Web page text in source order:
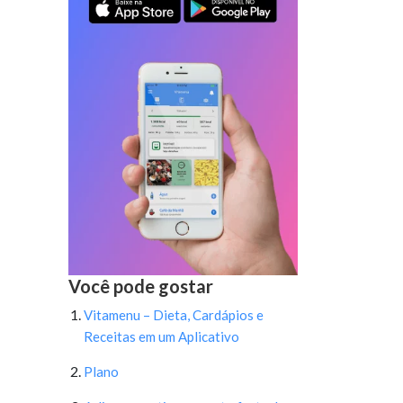
Você pode gostar
Vitamenu – Dieta, Cardápios e
Receitas em um Aplicativo
Plano